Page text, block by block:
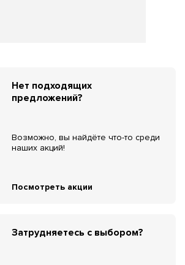
Нет подходящих
предложений?
Возможно, вы найдёте что-то среди
наших акций!
Посмотреть акции
Затрудняетесь с выбором?